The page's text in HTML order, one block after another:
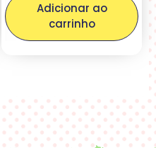
Adicionar ao
carrinho